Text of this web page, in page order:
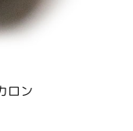
ロン